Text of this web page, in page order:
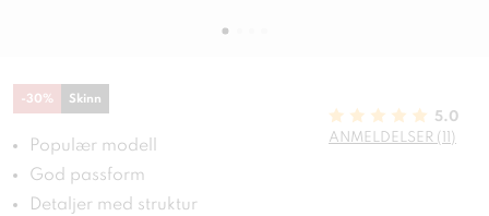
-30% Skinn
Populær modell
God passform
Detaljer med struktur
5.0
ANMELDELSER (11)